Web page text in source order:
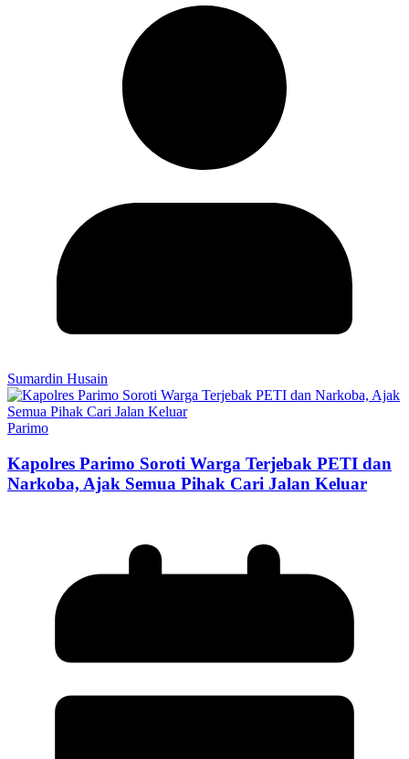
Sumardin Husain
Parimo
Kapolres Parimo Soroti Warga Terjebak PETI dan
Narkoba, Ajak Semua Pihak Cari Jalan Keluar